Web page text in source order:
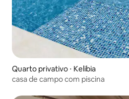
Quarto privativo ⋅ Kelibia
casa de campo com piscina